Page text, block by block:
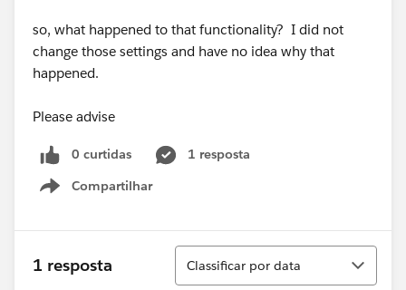
so, what happened to that functionality? I did not
change those settings and have no idea why that
happened.
Please advise
0 curtidas
1 resposta
Compartilhar
Show menu
1 resposta
Classificar
Classificar por data